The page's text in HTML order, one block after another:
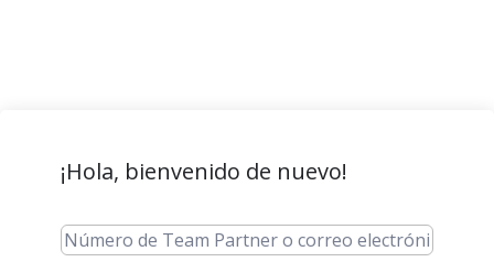
¡Hola, bienvenido de nuevo!